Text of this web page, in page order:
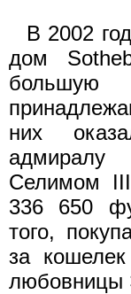
В 2002
дом
них
Селимом
336 650
того,
за
любовницы